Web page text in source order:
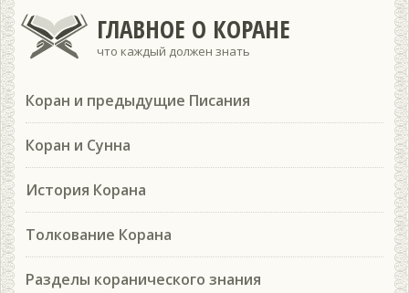
ГЛАВНОЕ О КОРАНЕ
что каждый должен знать
Коран и предыдущие Писания
Коран и Сунна
История Корана
Толкование Корана
Разделы коранического знания